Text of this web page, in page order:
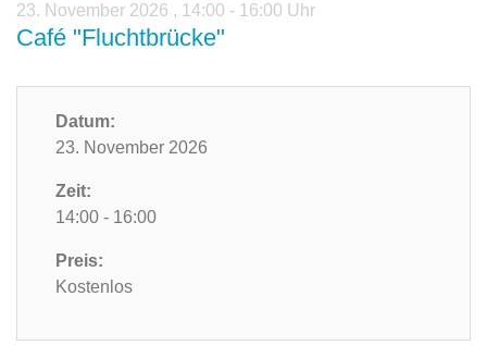
23. November 2026 , 14:00 - 16:00 Uhr
Café "Fluchtbrücke"
Datum:
23. November 2026
Zeit:
14:00 - 16:00
Preis:
Kostenlos